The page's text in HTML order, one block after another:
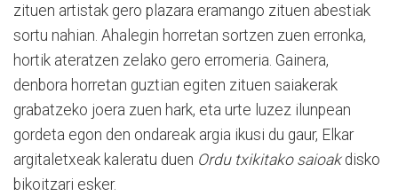
zituen artistak gero plazara eramango zituen abestiak
sortu nahian. Ahalegin horretan sortzen zuen erronka,
hortik ateratzen zelako gero erromeria. Gainera,
denbora horretan guztian egiten zituen saiakerak
grabatzeko joera zuen hark, eta urte luzez ilunpean
gordeta egon den ondareak argia ikusi du gaur, Elkar
argitaletxeak kaleratu duen Ordu txikitako saioak disko
bikoitzari esker.